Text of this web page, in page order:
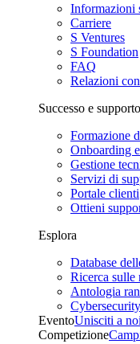
Informazioni
Carriere
S Ventures
S Foundation
FAQ
Relazioni
Successo e
Formazione
Onboarding
Gestione
Servizi di
Portale clienti
Ottieni
Esplora
Database
Ricerca sulle
Antologia
EventoUnisciti a
Competizione